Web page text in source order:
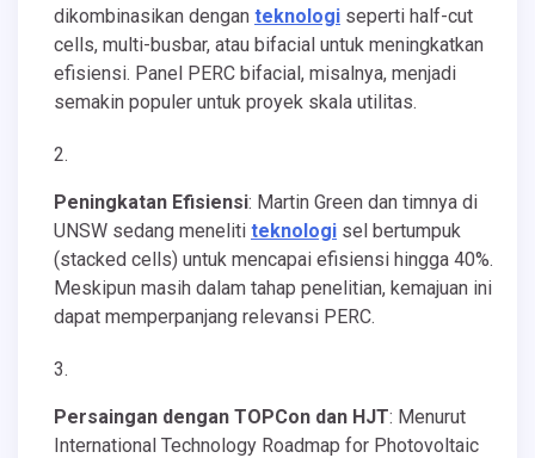
dikombinasikan dengan teknologi seperti half-cut
cells, multi-busbar, atau bifacial untuk meningkatkan
efisiensi. Panel PERC bifacial, misalnya, menjadi
semakin populer untuk proyek skala utilitas.
Peningkatan Efisiensi: Martin Green dan timnya di
UNSW sedang meneliti teknologi sel bertumpuk
(stacked cells) untuk mencapai efisiensi hingga 40%.
Meskipun masih dalam tahap penelitian, kemajuan ini
dapat memperpanjang relevansi PERC.
Persaingan dengan TOPCon dan HJT: Menurut
International Technology Roadmap for Photovoltaic